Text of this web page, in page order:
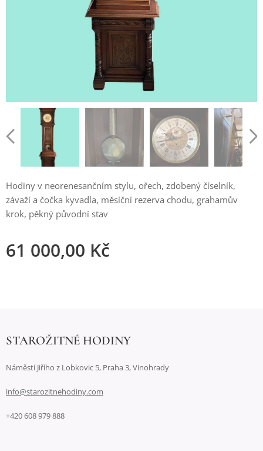
Hodiny v neorenesančním stylu, ořech, zdobený číselník,
závaží a čočka kyvadla, měsíční rezerva chodu, grahamův
krok, pěkný původní stav
61 000,00 Kč
STAROŽITNÉ HODINY
Náměstí Jiřího z Lobkovic 5, Praha 3, Vinohrady
info@starozitnehodiny.com
+420 608 979 888